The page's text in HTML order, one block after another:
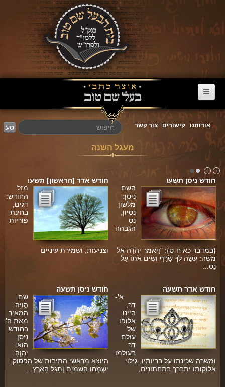
דף הבית
ערוץ הבעל שם טוב
הרב דניאל סטבסקי
אגרת הגאולה
פרשת השבוע
מעגל השנה
פינת הלכה
ספירת העומר
גבורה
תפארת
נצח
יסוד
סע אודותנו קישורים צור קשר
מעגל השנה
חודש אדר [הראשון] תשעו
מזל
החודש:
דגים,
בחינת
פוריות
וצניעות, ושמירת עיניים
חודש ניסן תשעו
השם
ניסן:
מלשון
נסיון,
נס
הגבהה
{במדבר כא ח-ט}: "וַיֹּאמֶר יְהֹוָ'ה אֶל
משֶׁה: עֲשֵׂה לְךָ שָׂרָף וְשִׂים אֹתוֹ עַל
נֵס...
חודש ניסן תשעה
שם
הֲוַיָּה
המאיר
מאת ה'
בחודש
ניסן
הוא:
יִהַוְהָ
היוצא מראשי התיבות של הפסוק:
יִשְׂמְחוּ הַשָּׁמַיִם וְתָגֵל הָאָרֶץ...
חודש אדר תשעה
א'-
דר,
היינו:
אלופו
של
עולם
דר
בעולמו
ומשרה שכינתו על בריותיו, גילוי
אלוקותו יתברך בתחתונים,